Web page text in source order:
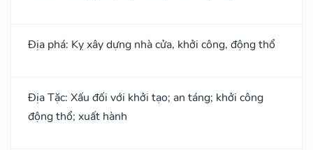
Địa phá: Kỵ xây dựng nhà cửa, khởi công, động thổ
Địa Tặc: Xấu đối với khởi tạo; an táng; khởi công
động thổ; xuất hành